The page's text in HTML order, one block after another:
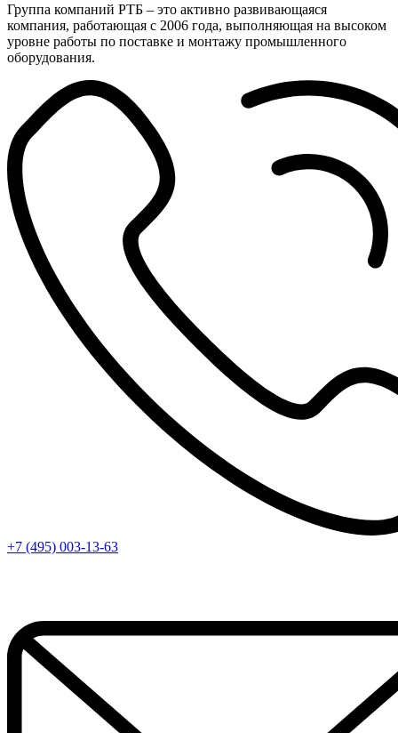
Группа компаний РТБ – это активно развивающаяся
компания, работающая с 2006 года, выполняющая на высоком
уровне работы по поставке и монтажу промышленного
оборудования.
+7 (495) 003-13-63